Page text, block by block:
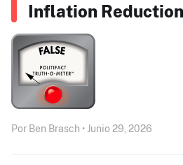
Inflation
Por Ben Brasch • Junio 29, 2026